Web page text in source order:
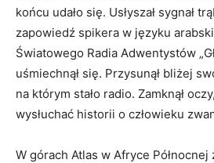
końcu udało się. Usłyszał sygnał
zapowiedź spikera w języku
Światowego Radia Adwentystów
uśmiechnął się. Przysunął bliżej
na którym stało radio. Zamknął
wysłuchać historii o człowieku
W górach Atlas w Afryce Północnej